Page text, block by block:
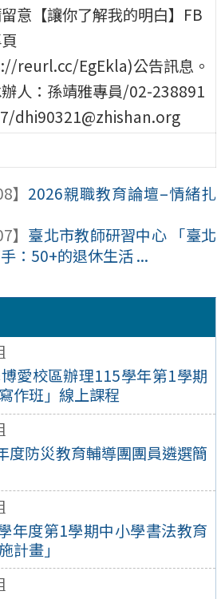
愛校區辦理115學年第1學期
作班」線上課程
度防災教育輔導團團員遴選簡
年度第1學期中小學書法教育
計畫」
意【讓你了解我的明白】FB
reurl.cc/EgEkla)公告訊息。
人：孫靖雅專員/02-238891
dhi90321@zhishan.org
】 2026親職教育論壇–情緒扎
】 臺北市教師研習中心 「臺北
：50+的退休生活 ...